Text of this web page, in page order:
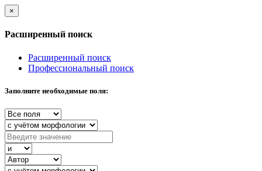
×
Расширенный поиск
Расширенный поиск
Профессиональный поиск
Заполните необходимые поля: